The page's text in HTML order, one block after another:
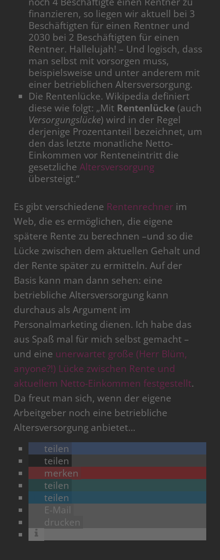
finanzieren, so liegen wir aktuell bei 3
Beschäftigten für einen Rentner und
2030 bei 2 Beschäftigten für einen
Rentner. Hallelujah! – Und logisch, dass
man selbst mit vorsorgen muss,
beispielsweise und unter anderem mit
einer betrieblichen Altersversorgung.
Die Rentenlücke. Wikipedia definiert
diese wie folgt: „Mit Rentenlücke (auch
Versorgungslücke) wird in der Regel
derjenige Prozentanteil bezeichnet, um
den das letzte monatliche Netto-
Einkommen vor Renteneintritt die
gesetzlicheAltersversorgung
übersteigt.“
Es gibt verschiedene Rentenrechner im
Web, die es ermöglichen, die eigene
spätere Rente zu berechnen –und so die
Lücke zwischen dem aktuellen Gehalt und
der Rente später zu ermitteln. Auf der
Basis kann man dann sehen: eine
betriebliche Altersversorgung kann
durchaus als Argument im
Personalmarketing dienen. Ich habe das
aus Spaß mal für mich selbst gemacht –
und eine unerwartet große (Herr Blüm,
anyone?!) Lücke zwischen Rente und
aktuellem Netto-Einkommen festgestellt.
Da freut man sich, wenn der eigene
Arbeitgeber noch eine betriebliche
Altersversorgung anbietet…
teilen
teilen
merken
teilen
teilen
E-Mail
drucken